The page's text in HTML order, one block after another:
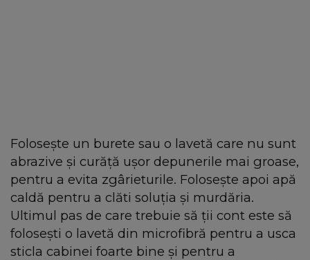
Folosește un burete sau o lavetă care nu sunt
abrazive și curăță ușor depunerile mai groase,
pentru a evita zgârieturile. Folosește apoi apă
caldă pentru a clăti soluția și murdăria.
Ultimul pas de care trebuie să ții cont este să
folosești o lavetă din microfibră pentru a usca
sticla cabinei foarte bine și pentru a